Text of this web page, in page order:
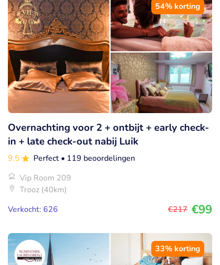
54% korting
Overnachting voor 2 + ontbijt + early check-
in + late check-out nabij Luik
9.5 Perfect • 119 beoordelingen
Vip Room 209
Trooz (40km)
Verkocht: 626
€217 €99
33% korting